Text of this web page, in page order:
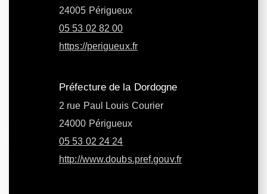
24005 Périgueux
05 53 02 82 00
https://perigueux.fr
Préfecture de la Dordogne
2 rue Paul Louis Courier
24000 Périgueux
05 53 02 24 24
http://www.doubs.pref.gouv.fr